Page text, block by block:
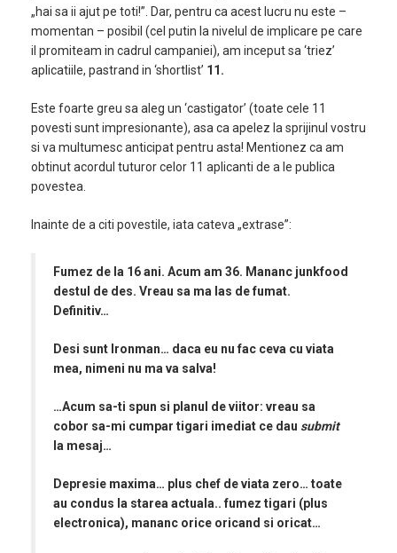
„hai sa ii ajut pe toti!”. Dar, pentru ca acest lucru nu este –
momentan – posibil (cel putin la nivelul de implicare pe care
il promiteam in cadrul campaniei), am inceput sa ‘triez’
aplicatiile, pastrand in ‘shortlist’ 11.
Este foarte greu sa aleg un ‘castigator’ (toate cele 11
povesti sunt impresionante), asa ca apelez la sprijinul vostru
si va multumesc anticipat pentru asta! Mentionez ca am
obtinut acordul tuturor celor 11 aplicanti de a le publica
povestea.
Inainte de a citi povestile, iata cateva „extrase”:
Fumez de la 16 ani. Acum am 36. Mananc junkfood
destul de des. Vreau sa ma las de fumat.
Definitiv…
Desi sunt Ironman… daca eu nu fac ceva cu viata
mea, nimeni nu ma va salva!
…Acum sa-ti spun si planul de viitor: vreau sa
cobor sa-mi cumpar tigari imediat ce dau submit
la mesaj…
Depresie maxima… plus chef de viata zero… toate
au condus la starea actuala.. fumez tigari (plus
electronica), mananc orice oricand si oricat…